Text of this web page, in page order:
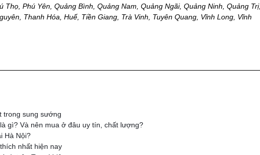
Phú Yên, Quảng Bình, Quảng Nam, Quảng Ngãi, Quảng Ninh, Quảng Trị,
Thanh Hóa, Huế, Tiền Giang, Trà Vinh, Tuyên Quang, Vĩnh Long, Vĩnh
trong sung sướng
gì? Và nên mua ở đâu uy tín, chất lượng?
Hà Nội?
nhất hiện nay